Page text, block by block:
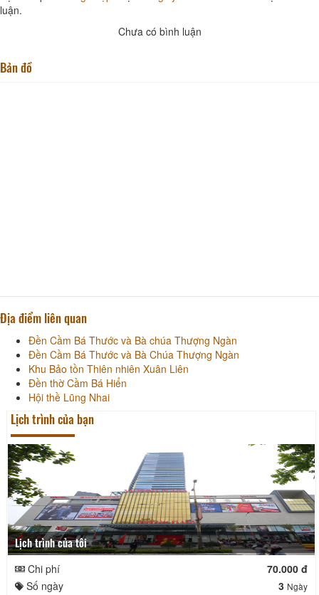
luận.
Chưa có bình luận
Bản đồ
Địa điểm liên quan
Đền Cầm Bá Thước và Bà chúa Thượng Ngàn
Đền Cầm Bá Thước và Bà Chúa Thượng Ngàn
Khu Bảo tồn Thiên nhiên Xuân Liên
Đền thờ Cầm Bá Hiển
Hội thề Lũng Nhai
Lịch trình của bạn
Lịch trình của tôi
Chi phí
70.000 đ
Số ngày
3 Ngày